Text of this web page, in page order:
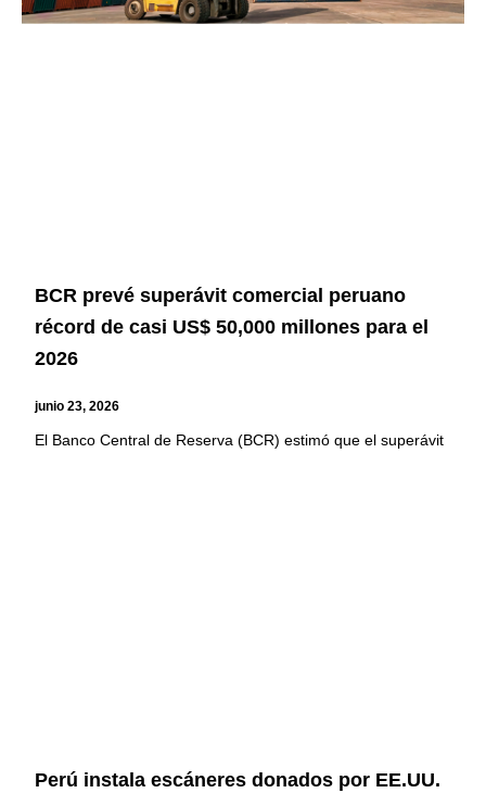
BCR prevé superávit comercial peruano
récord de casi US$ 50,000 millones para el
2026
junio 23, 2026
El Banco Central de Reserva (BCR) estimó que el superávit
Perú instala escáneres donados por EE.UU.